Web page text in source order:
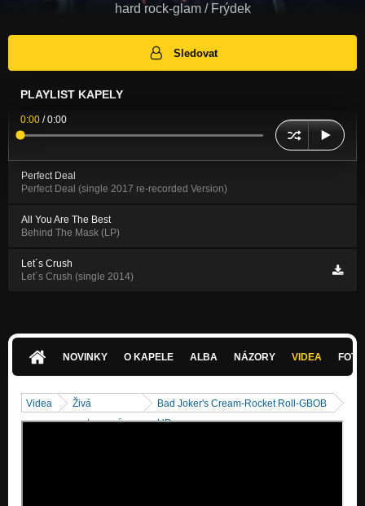
hard rock-glam / Frýdek
Sledovat
PLAYLIST KAPELY
0:00 /0:00
Perfect Deal
Perfect Deal (single 2017 re-recorded Version)
All You Are The Best
Behind The Mask (LP)
Let´s Crush
Let´s Crush (single 2014)
NOVINKY O KAPELE ALBA NÁZORY VIDEA
Videa
Živá
vystoupení
Bad Joker's Cream-Rocket Roll-GBOB
HD